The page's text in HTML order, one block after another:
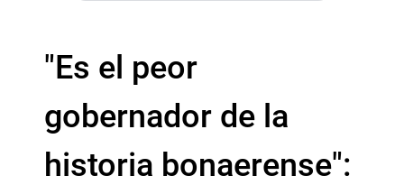
"Es el peor
gobernador de la
historia bonaerense":